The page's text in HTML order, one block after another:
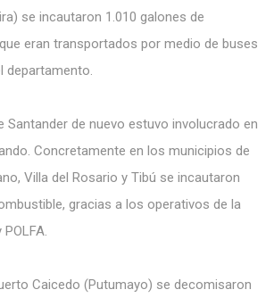
se incautaron 1.010 galones de
eran transportados por medio de buses
departamento.
Santander de nuevo estuvo involucrado en
Concretamente en los municipios de
Villa del Rosario y Tibú se incautaron
gracias a los operativos de la
Caicedo (Putumayo) se decomisaron